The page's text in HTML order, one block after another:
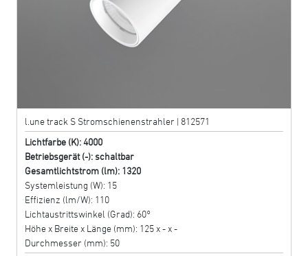
l.une track S Stromschienenstrahler | 812571
Lichtfarbe (K): 4000
Betriebsgerät (-): schaltbar
Gesamtlichtstrom (lm): 1320
Systemleistung (W): 15
Effizienz (lm/W): 110
Lichtaustrittswinkel (Grad): 60°
Höhe x Breite x Länge (mm): 125 x - x -
Durchmesser (mm): 50